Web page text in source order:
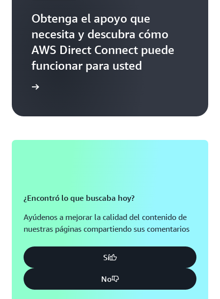
Obtenga el apoyo que
necesita y descubra cómo
AWS Direct Connect puede
funcionar para usted
¿Encontró lo que buscaba hoy?
Ayúdenos a mejorar la calidad del contenido de
nuestras páginas compartiendo sus comentarios
Sí
No